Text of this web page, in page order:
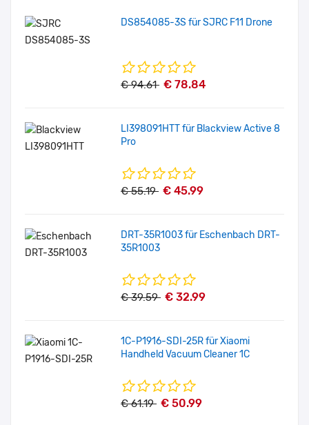
DS854085-3S für SJRC F11 Drone
€ 94.61 € 78.84
LI398091HTT für Blackview Active 8
Pro
€ 55.19 € 45.99
DRT-35R1003 für Eschenbach DRT-
35R1003
€ 39.59 € 32.99
1C-P1916-SDI-25R für Xiaomi
Handheld Vacuum Cleaner 1C
€ 61.19 € 50.99